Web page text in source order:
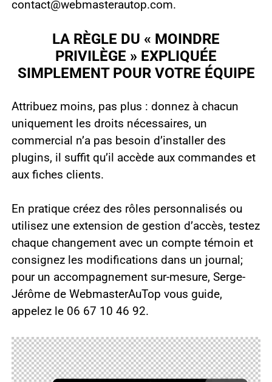
contact@webmasterautop.com.
LA RÈGLE DU « MOINDRE
PRIVILÈGE » EXPLIQUÉE
SIMPLEMENT POUR VOTRE ÉQUIPE
Attribuez moins, pas plus : donnez à chacun
uniquement les droits nécessaires, un
commercial n’a pas besoin d’installer des
plugins, il suffit qu’il accède aux commandes et
aux fiches clients.
En pratique créez des rôles personnalisés ou
utilisez une extension de gestion d’accès, testez
chaque changement avec un compte témoin et
consignez les modifications dans un journal;
pour un accompagnement sur-mesure, Serge-
Jérôme de WebmasterAuTop vous guide,
appelez le 06 67 10 46 92.